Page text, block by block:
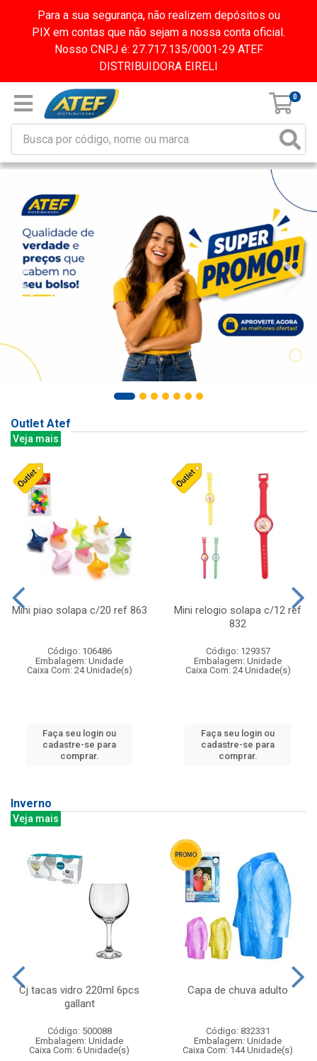
Para a sua segurança, não realizem depósitos ou
PIX em contas que não sejam a nossa conta oficial.
Nosso CNPJ é: 27.717.135/0001-29 ATEF
DISTRIBUIDORA EIRELI
0
Outlet Atef
Veja mais
Mini piao solapa c/20 ref 863
Código: 106486
Embalagem: Unidade
Caixa Com: 24 Unidade(s)
Faça seu login ou
cadastre-se para
comprar.
Mini relogio solapa c/12 ref
832
Código: 129357
Embalagem: Unidade
Caixa Com: 24 Unidade(s)
Faça seu login ou
cadastre-se para
comprar.
Inverno
Veja mais
Cj tacas vidro 220ml 6pcs
gallant
Código: 500088
Embalagem: Unidade
Caixa Com: 6 Unidade(s)
Capa de chuva adulto
Código: 832331
Embalagem: Unidade
Caixa Com: 144 Unidade(s)